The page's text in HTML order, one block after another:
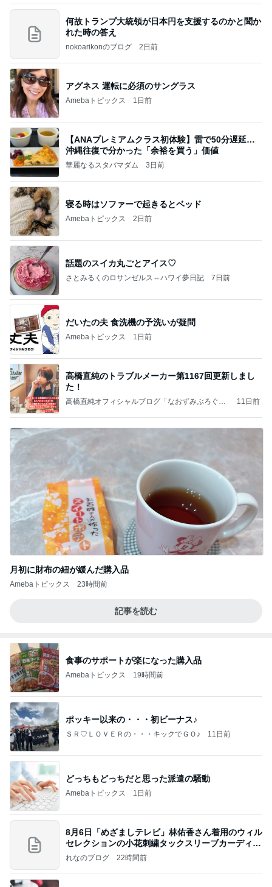
何故トランプ大統領が日本円を支援するのかと聞か
れた時の答え
nokoarikonのブログ 2日前
アグネス 運転に必須のサングラス
Amebaトピックス 1日前
【ANAプレミアムクラス初体験】雷で50分遅延…
沖縄往復で分かった「余裕を買う」価値
華麗なるスタバマダム 3日前
寝る時はソファーで起きるとベッド
Amebaトピックス 2日前
話題のスイカ丸ごとアイス♡
さとみるくのロサンゼルス⇔ハワイ夢日記 7日前
だいたの夫 食洗機の予洗いが疑問
Amebaトピックス 1日前
高橋直純のトラブルメーカー第1167回更新しまし
た！
高橋直純オフィシャルブログ「なおずみぶろぐ」
11日前
月初に財布の紐が緩んだ購入品
Amebaトピックス 23時間前
記事を読む
食事のサポートが楽になった購入品
Amebaトピックス 19時間前
ポッキー以来の・・・初ビーナス♪
ＳＲ♡ＬＯＶＥＲの・・・キックでＧＯ♪ 11日前
どっちもどっちだと思った派遣の騒動
Amebaトピックス 1日前
8月6日「めざましテレビ」林佑香さん着用のウィル
セレクションの小花刺繍タックスリーブカーディガ
ン
れなのブログ 22時間前